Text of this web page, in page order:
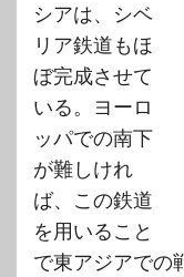
シアは、シベ
リア鉄道もほ
ぼ完成させて
いる。ヨーロ
ッパでの南下
が難しけれ
ば、この鉄道
を用いること
で東アジアでの